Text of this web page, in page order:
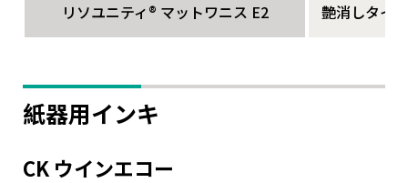
リソユニティ® マットワニス E2 艶消しタイ
紙器用インキ
CK ウインエコー